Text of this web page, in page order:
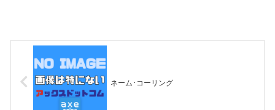
ネーム･コーリング